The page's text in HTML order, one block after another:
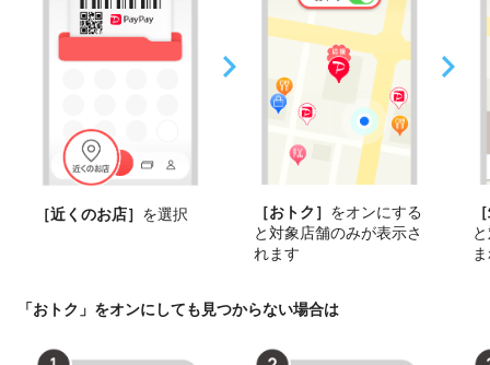
［近くのお店］ を選択 ［おトク］ をオンにする
と対象店舗のみが表示さ
れます
「おトク」をオンにしても見つからない場合は